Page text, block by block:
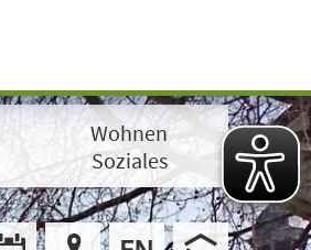
Wohnen
Soziales